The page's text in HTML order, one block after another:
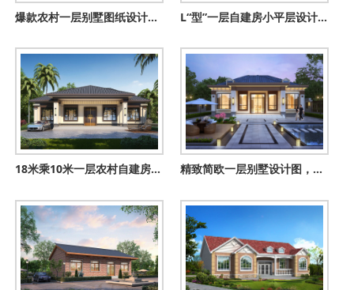
爆款农村一层别墅图纸设计，看过的都说漂亮实用 L“型”一层自建房小平层设计图纸，180平方米
18米乘10米一层农村自建房设计图，大方耐看符合传统对称美 精致简欧一层别墅设计图，经典大气百看不厌